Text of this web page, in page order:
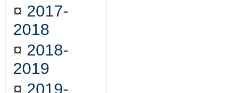
¤ 2017-
2018
¤ 2018-
2019
¤ 2019-